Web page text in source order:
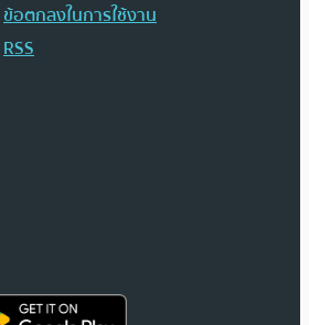
ข้อตกลงในการใช้งาน
RSS